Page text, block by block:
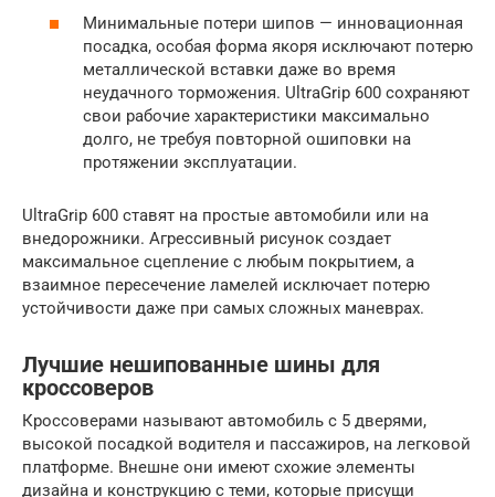
Минимальные потери шипов — инновационная
посадка, особая форма якоря исключают потерю
металлической вставки даже во время
неудачного торможения. UltraGrip 600 сохраняют
свои рабочие характеристики максимально
долго, не требуя повторной ошиповки на
протяжении эксплуатации.
UltraGrip 600 ставят на простые автомобили или на
внедорожники. Агрессивный рисунок создает
максимальное сцепление с любым покрытием, а
взаимное пересечение ламелей исключает потерю
устойчивости даже при самых сложных маневрах.
Лучшие нешипованные шины для
кроссоверов
Кроссоверами называют автомобиль с 5 дверями,
высокой посадкой водителя и пассажиров, на легковой
платформе. Внешне они имеют схожие элементы
дизайна и конструкцию с теми, которые присущи